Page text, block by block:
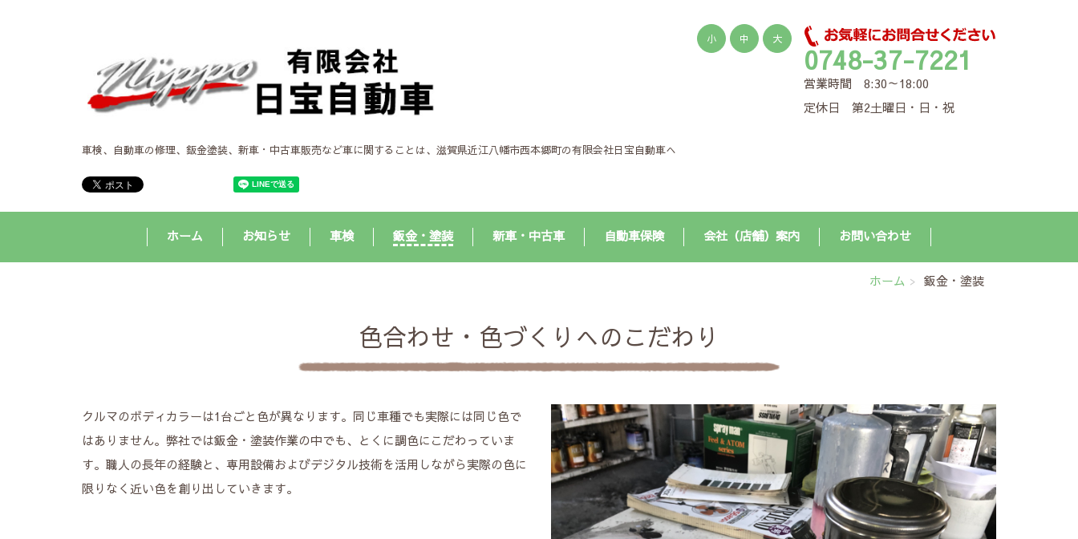
車検、自動車の修理、鈑金塗装、新車・中古車販売など車に関することは、滋賀県近江八幡市西本郷町の有限会社日宝自動車へ
0748-37-7221
営業時間 8:30～18:00
定休日 第2土曜日・日・祝
小 中 大
ホーム お知らせ 車検 鈑金・塗装 新車・中古車 自動車保険 会社（店舗）案内 お問い合わせ
ホーム 鈑金・塗装
色合わせ・色づくりへのこだわり
クルマのボディカラーは1台ごと色が異なります。同じ車種でも実際には同じ色で
はありません。弊社では鈑金・塗装作業の中でも、とくに調色にこだわっていま
す。職人の長年の経験と、専用設備およびデジタル技術を活用しながら実際の色に
限りなく近い色を創り出していきます。